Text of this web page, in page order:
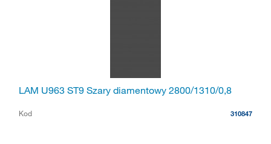
LAM U963 ST9 Szary diamentowy 2800/1310/0,8
Kod 310847